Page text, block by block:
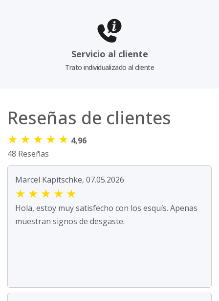
Servicio al cliente
Trato individualizado al cliente
Reseñas de clientes
★ ★ ★ ★ ★ 4,96
48 Reseñas
Marcel Kapitschke, 07.05.2026
★ ★ ★ ★ ★
Hola, estoy muy satisfecho con los esquís. Apenas
muestran signos de desgaste.